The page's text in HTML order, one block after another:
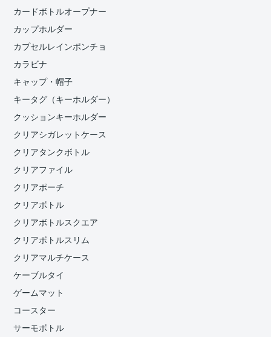
カードボトルオープナー
カップホルダー
カプセルレインポンチョ
カラビナ
キャップ・帽子
キータグ（キーホルダー）
クッションキーホルダー
クリアシガレットケース
クリアタンクボトル
クリアファイル
クリアポーチ
クリアボトル
クリアボトルスクエア
クリアボトルスリム
クリアマルチケース
ケーブルタイ
ゲームマット
コースター
サーモボトル